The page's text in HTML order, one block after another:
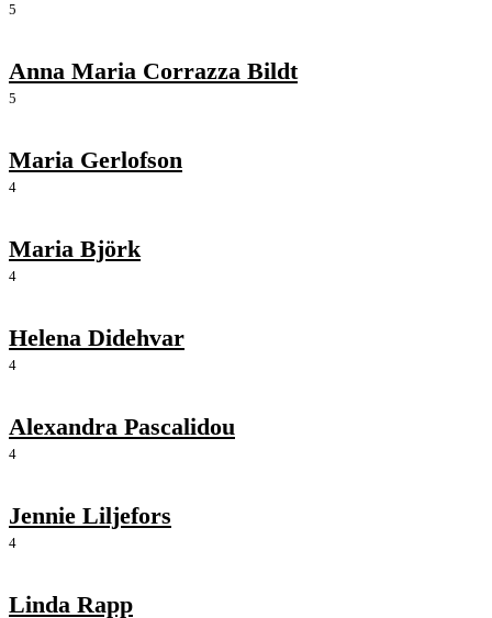
5
Anna Maria Corrazza Bildt
5
Maria Gerlofson
4
Maria Björk
4
Helena Didehvar
4
Alexandra Pascalidou
4
Jennie Liljefors
4
Linda Rapp